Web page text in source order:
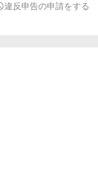
違反申告の申請をする